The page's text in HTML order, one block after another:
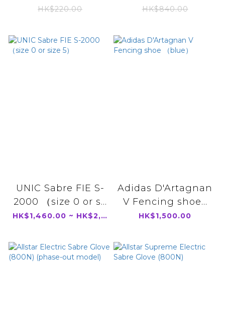
HK$220.00
HK$840.00
UNIC Sabre FIE S-
2000 （size 0 or s...
HK$1,460.00 ~ HK$2,000.00
Adidas D'Artagnan
V Fencing shoe...
HK$1,500.00